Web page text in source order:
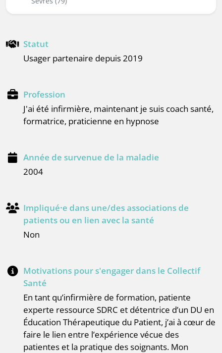
Statut
Usager partenaire depuis 2019
Profession
J'ai été infirmière, maintenant je suis coach santé,
formatrice, praticienne en hypnose
Année de survenue de la maladie
2004
Impliqué⸱e dans une/des associations de
patients ou en lien avec la santé
Non
Motivations pour s'engager dans le Collectif
Santé
En tant qu’infirmière de formation, patiente
experte ressource SDRC et détentrice d’un DU en
Éducation Thérapeutique du Patient, j’ai à cœur de
faire le lien entre l’expérience vécue des
patientes et la pratique des soignants. Mon